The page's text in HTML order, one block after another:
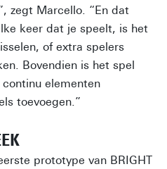
zegt Marcello. “En dat
keer dat je speelt, is het
of extra spelers
Bovendien is het spel
elementen
toevoegen.”
prototype van BRIGHT